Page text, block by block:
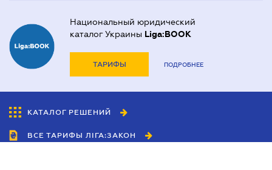
Национальный юридический
каталог Украины Liga:BOOK
ТАРИФЫ ПОДРОБНЕЕ
КАТАЛОГ РЕШЕНИЙ
ВСЕ ТАРИФЫ ЛІГА:ЗАКОН